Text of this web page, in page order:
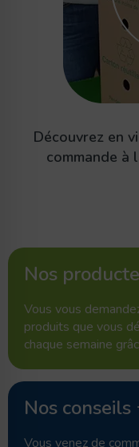
Découvrez en
commande à
Nos
Vous vous
produits que vous
chaque semaine
Nos conseils
Vous venez de